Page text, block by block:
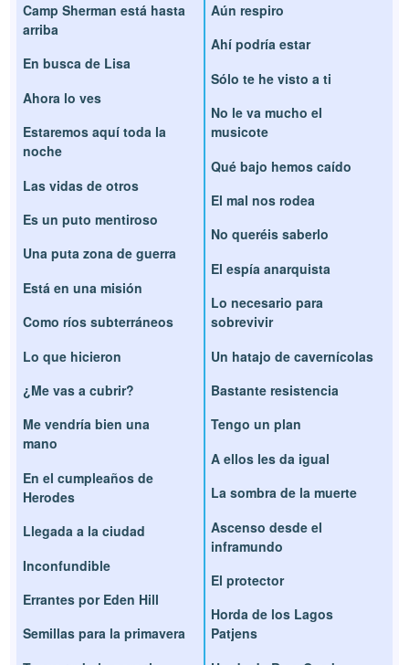
Camp Sherman está hasta
arriba
En busca de Lisa
Ahora lo ves
Estaremos aquí toda la
noche
Las vidas de otros
Es un puto mentiroso
Una puta zona de guerra
Está en una misión
Como ríos subterráneos
Lo que hicieron
¿Me vas a cubrir?
Me vendría bien una
mano
En el cumpleaños de
Herodes
Llegada a la ciudad
Inconfundible
Errantes por Eden Hill
Semillas para la primavera
Aún respiro
Ahí podría estar
Sólo te he visto a ti
No le va mucho el
musicote
Qué bajo hemos caído
El mal nos rodea
No queréis saberlo
El espía anarquista
Lo necesario para
sobrevivir
Un hatajo de cavernícolas
Bastante resistencia
Tengo un plan
A ellos les da igual
La sombra de la muerte
Ascenso desde el
inframundo
El protector
Horda de los Lagos
Patjens